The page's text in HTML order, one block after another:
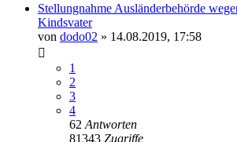
Stellungnahme Ausländerbehörde
Kindsvater
von dodo02 » 14.08.2019, 17:58
1
2
3
4
62 Antworten
81343 Zugriffe